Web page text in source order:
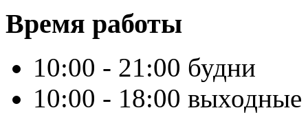
Время работы
10:00 - 21:00 будни
10:00 - 18:00 выходные